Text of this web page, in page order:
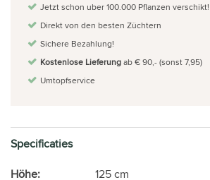
Jetzt schon uber 100.000 Pflanzen verschikt!
Direkt von den besten Züchtern
Sichere Bezahlung!
Kostenlose Lieferungab € 90,- (sonst 7,95)
Umtopfservice
Specificaties
Höhe:
125 cm